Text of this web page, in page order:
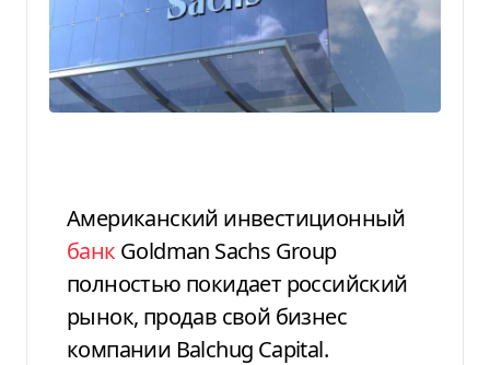
Американский инвестиционный
банк Goldman Sachs Group
полностью покидает российский
рынок, продав свой бизнес
компании Balchug Capital.